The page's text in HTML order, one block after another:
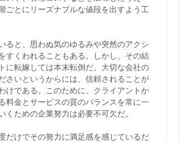
ごとにリーズナブルな値段を出すよう工
ると、思わぬ気のゆるみや突然のアクシ
すくわれることもある。しかし、その結
に転嫁しては本末転倒だ。大切な会社の
さいというからには、信頼されることが
けである。このために、クライアントか
料金とサービスの質のバランスを常に一
くための企業努力は必要不可欠だ。
だけでその努力に満足感を感じているだ